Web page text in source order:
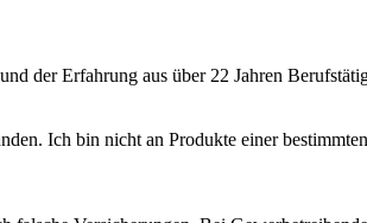
der Erfahrung aus über 22 Jahren
Ich bin nicht an Produkte einer